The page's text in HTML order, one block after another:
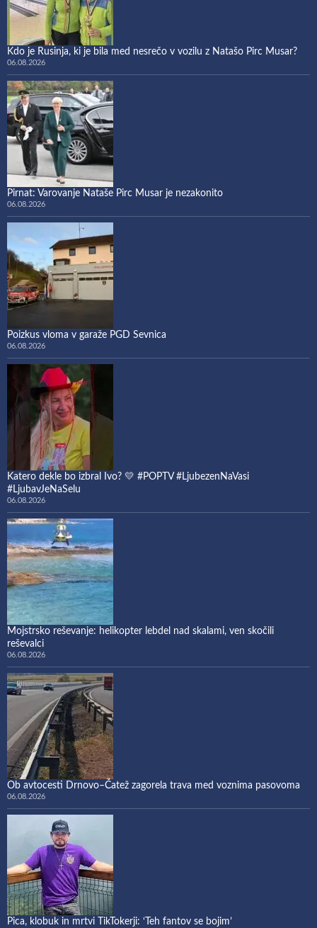
Kdo je Rusinja, ki je bila med nesrečo v vozilu z Natašo Pirc Musar?
06.08.2026
Pirnat: Varovanje Nataše Pirc Musar je nezakonito
06.08.2026
Poizkus vloma v garaže PGD Sevnica
06.08.2026
Katero dekle bo izbral Ivo? 💛 #POPTV #LjubezenNaVasi
#LjubavJeNaSelu
06.08.2026
Mojstrsko reševanje: helikopter lebdel nad skalami, ven skočili
reševalci
06.08.2026
Ob avtocesti Drnovo–Čatež zagorela trava med voznima pasovoma
06.08.2026
Pica, klobuk in mrtvi TikTokerji: ‘Teh fantov se bojim’